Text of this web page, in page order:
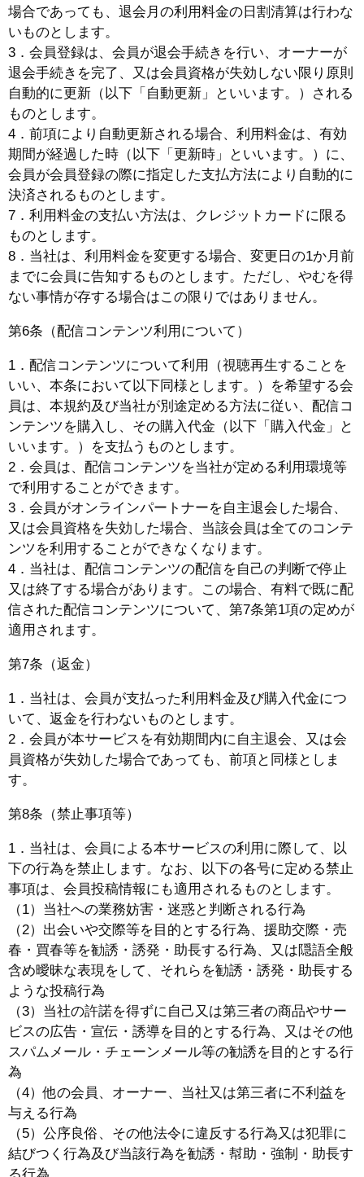
場合であっても、退会月の利用料金の日割清算は行わな
いものとします。
3．会員登録は、会員が退会手続きを行い、オーナーが
退会手続きを完了、又は会員資格が失効しない限り原則
自動的に更新（以下「自動更新」といいます。）される
ものとします。
4．前項により自動更新される場合、利用料金は、有効
期間が経過した時（以下「更新時」といいます。）に、
会員が会員登録の際に指定した支払方法により自動的に
決済されるものとします。
7．利用料金の支払い方法は、クレジットカードに限る
ものとします。
8．当社は、利用料金を変更する場合、変更日の1か月前
までに会員に告知するものとします。ただし、やむを得
ない事情が存する場合はこの限りではありません。
第6条（配信コンテンツ利用について）
1．配信コンテンツについて利用（視聴再生することを
いい、本条において以下同様とします。）を希望する会
員は、本規約及び当社が別途定める方法に従い、配信コ
ンテンツを購入し、その購入代金（以下「購入代金」と
いいます。）を支払うものとします。
2．会員は、配信コンテンツを当社が定める利用環境等
で利用することができます。
3．会員がオンラインパートナーを自主退会した場合、
又は会員資格を失効した場合、当該会員は全てのコンテ
ンツを利用することができなくなります。
4．当社は、配信コンテンツの配信を自己の判断で停止
又は終了する場合があります。この場合、有料で既に配
信された配信コンテンツについて、第7条第1項の定めが
適用されます。
第7条（返金）
1．当社は、会員が支払った利用料金及び購入代金につ
いて、返金を行わないものとします。
2．会員が本サービスを有効期間内に自主退会、又は会
員資格が失効した場合であっても、前項と同様としま
す。
第8条（禁止事項等）
1．当社は、会員による本サービスの利用に際して、以
下の行為を禁止します。なお、以下の各号に定める禁止
事項は、会員投稿情報にも適用されるものとします。
（1）当社への業務妨害・迷惑と判断される行為
（2）出会いや交際等を目的とする行為、援助交際・売
春・買春等を勧誘・誘発・助長する行為、又は隠語全般
含め曖昧な表現をして、それらを勧誘・誘発・助長する
ような投稿行為
（3）当社の許諾を得ずに自己又は第三者の商品やサー
ビスの広告・宣伝・誘導を目的とする行為、又はその他
スパムメール・チェーンメール等の勧誘を目的とする行
為
（4）他の会員、オーナー、当社又は第三者に不利益を
与える行為
（5）公序良俗、その他法令に違反する行為又は犯罪に
結びつく行為及び当該行為を勧誘・幇助・強制・助長す